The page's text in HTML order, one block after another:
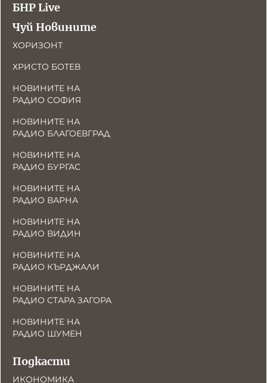
БНР Live
Чуй Новините
ХОРИЗОНТ
ХРИСТО БОТЕВ
НОВИНИТЕ НА
РАДИО СОФИЯ
НОВИНИТЕ НА
РАДИО БЛАГОЕВГРАД
НОВИНИТЕ НА
РАДИО БУРГАС
НОВИНИТЕ НА
РАДИО ВАРНА
НОВИНИТЕ НА
РАДИО ВИДИН
НОВИНИТЕ НА
РАДИО КЪРДЖАЛИ
НОВИНИТЕ НА
РАДИО СТАРА ЗАГОРА
НОВИНИТЕ НА
РАДИО ШУМЕН
Подкасти
ИКОНОМИКА